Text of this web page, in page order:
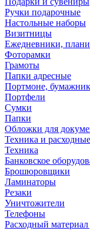
Ручки подарочные
Настольные наборы
Визитницы
Ежедневники,
Фоторамки
Грамоты
Папки адресные
Портмоне,
Портфели
Сумки
Папки
Обложки для
Техника и
Техника
Банковское
Брошюровщики
Ламинаторы
Резаки
Уничтожители
Телефоны
Расходный